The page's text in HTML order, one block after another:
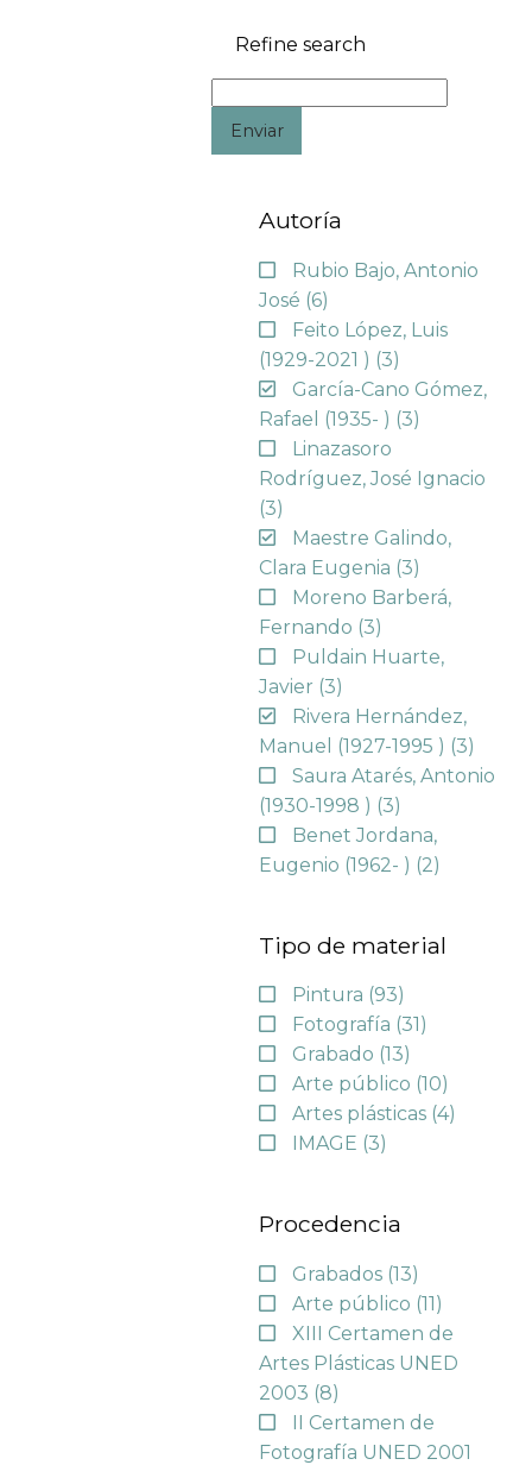
Refine search
Enviar
Autoría
Rubio Bajo, Antonio
José (6)
Feito López, Luis
(1929-2021 ) (3)
García-Cano Gómez,
Rafael (1935- ) (3)
Linazasoro
Rodríguez, José Ignacio
(3)
Maestre Galindo,
Clara Eugenia (3)
Moreno Barberá,
Fernando (3)
Puldain Huarte,
Javier (3)
Rivera Hernández,
Manuel (1927-1995 ) (3)
Saura Atarés, Antonio
(1930-1998 ) (3)
Benet Jordana,
Eugenio (1962- ) (2)
Tipo de material
Pintura (93)
Fotografía (31)
Grabado (13)
Arte público (10)
Artes plásticas (4)
IMAGE (3)
Procedencia
Grabados (13)
Arte público (11)
XIII Certamen de
Artes Plásticas UNED
2003 (8)
II Certamen de
Fotografía UNED 2001